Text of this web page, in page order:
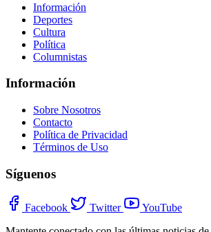
Información
Deportes
Cultura
Política
Columnistas
Información
Sobre Nosotros
Contacto
Política de Privacidad
Términos de Uso
Síguenos
Facebook Twitter
YouTube